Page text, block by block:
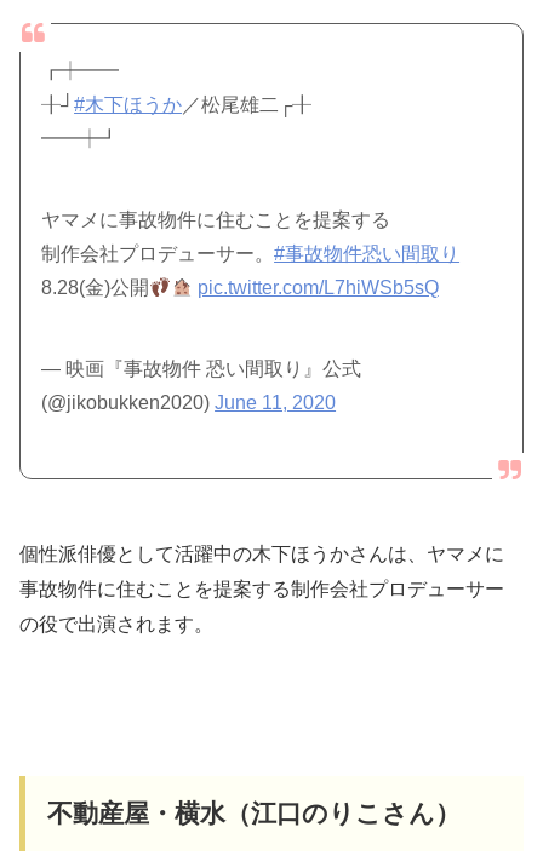
┏┿━━
╂┘#木下ほうか ／松尾雄二┌╂
━━┿┛
ヤマメに事故物件に住むことを提案する
制作会社プロデューサー。#事故物件恐い間取り
8.28(金)公開
pic.twitter.com/L7hiWSb5sQ
— 映画『事故物件 恐い間取り』公式
(@jikobukken2020)June 11, 2020
個性派俳優として活躍中の木下ほうかさんは、ヤマメに
事故物件に住むことを提案する制作会社プロデューサー
の役で出演されます。
不動産屋・横水（江口のりこさん）